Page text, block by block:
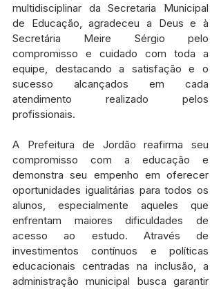
multidisciplinar da Secretaria Municipal
de Educação, agradeceu a Deus e à
Secretária Meire Sérgio pelo
compromisso e cuidado com toda a
equipe, destacando a satisfação e o
sucesso alcançados em cada
atendimento realizado pelos
profissionais.
A Prefeitura de Jordão reafirma seu
compromisso com a educação e
demonstra seu empenho em oferecer
oportunidades igualitárias para todos os
alunos, especialmente aqueles que
enfrentam maiores dificuldades de
acesso ao estudo. Através de
investimentos contínuos e políticas
educacionais centradas na inclusão, a
administração municipal busca garantir